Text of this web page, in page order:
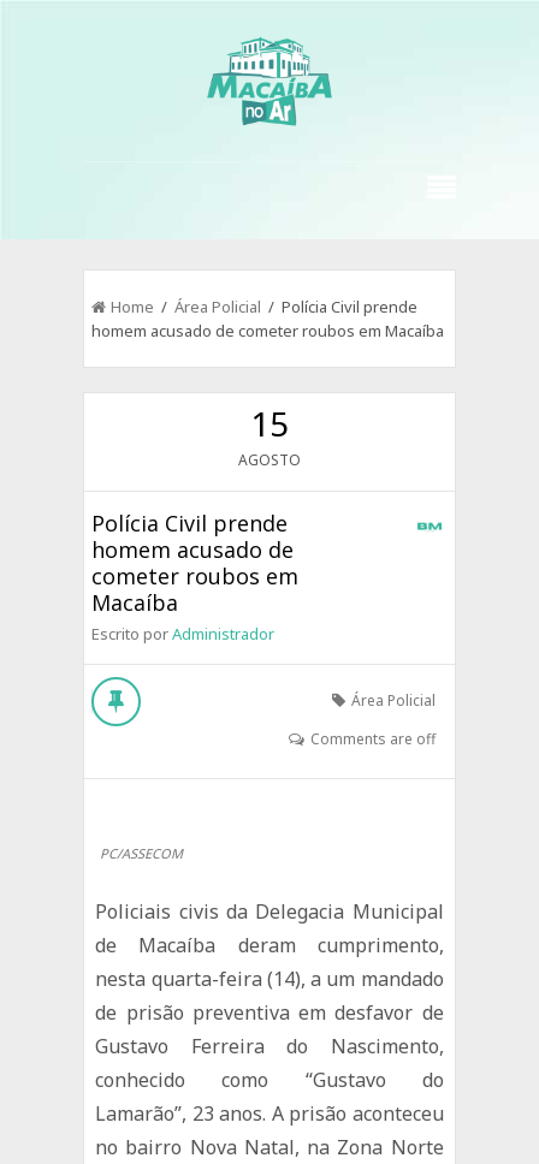
Home /Área Policial / Polícia Civil prende
homem acusado de cometer roubos em Macaíba
15
AGOSTO
Polícia Civil prende
homem acusado de
cometer roubos em
Macaíba
Escrito porAdministrador
Área Policial
Comments are off
PC/ASSECOM
Policiais civis da Delegacia Municipal
de Macaíba deram cumprimento,
nesta quarta-feira (14), a um mandado
de prisão preventiva em desfavor de
Gustavo Ferreira do Nascimento,
conhecido como “Gustavo do
Lamarão”, 23 anos. A prisão aconteceu
no bairro Nova Natal, na Zona Norte